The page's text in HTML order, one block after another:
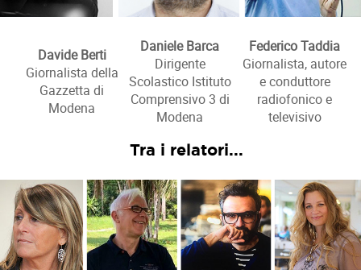
Davide Berti
Giornalista della
Gazzetta di
Modena
Daniele Barca
Dirigente
Scolastico Istituto
Comprensivo 3 di
Modena
Federico Taddia
Giornalista, autore
e conduttore
radiofonico e
televisivo
Tra i relatori...